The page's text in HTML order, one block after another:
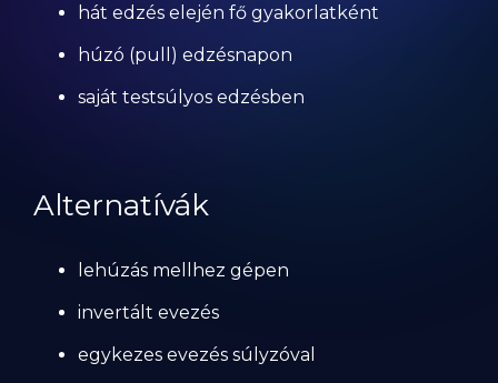
hát edzés elején fő gyakorlatként
húzó (pull) edzésnapon
saját testsúlyos edzésben
Alternatívák
lehúzás mellhez gépen
invertált evezés
egykezes evezés súlyzóval